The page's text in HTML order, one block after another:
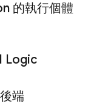
的執行個體
Logic
後端